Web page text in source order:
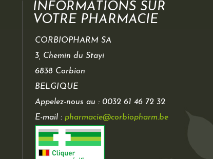
INFORMATIONS SUR
VOTRE PHARMACIE
CORBIOPHARM SA
3, Chemin du Stayi
6838 Corbion
BELGIQUE
Appelez-nous au : 0032 61 46 72 32
E-mail : pharmacie@corbiopharm.be